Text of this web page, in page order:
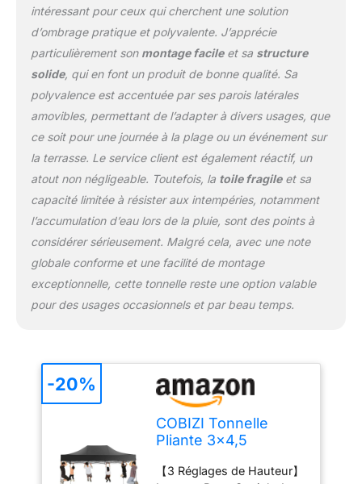
rencontrent et des pièces
en plastique. Sans outils
nécessaires. Sortez
simplement le cadre
entièrement assemblé
avec le dessus du sac,
ouvrez-le, placez les tissus
ensuite les boutons sans
pincement pour régler la
hauteur des jambes.
【Avec Sac à Main】Sac à
600D. 2 poignées sur le
côté pour 2 personnes à
soulever. Le forfait
comprend: cadre d'auvent
pop-up x 1 Pcss +
couverture supérieure de
fermeture éclair x 2 Pcs +
paroi latérale avec fenêtre
x 2 Pcs + clous au sol x 8
Pcs + cordes x 4 Pcs +
Sac à main x 1 Pcs. 【Tissu
Oxford PU 500D】L'auvent
est fabriqué en tissu
intéressant pour ceux qui cherchent une solution
d’ombrage pratique et polyvalente. J’apprécie
particulièrement son montage facileet sa structure
solide, qui en font un produit de bonne qualité. Sa
polyvalence est accentuée par ses parois latérales
amovibles, permettant de l’adapter à divers usages, que
ce soit pour une journée à la plage ou un événement sur
la terrasse. Le service client est également réactif, un
atout non négligeable. Toutefois, la toile fragileet sa
capacité limitée à résister aux intempéries, notamment
l’accumulation d’eau lors de la pluie, sont des points à
considérer sérieusement. Malgré cela, avec une note
globale conforme et une facilité de montage
exceptionnelle, cette tonnelle reste une option valable
pour des usages occasionnels et par beau temps.
COBIZI Tonnelle
Pliante 3x4,5
Pliant(Noir avec
【3 Réglages de Hauteur】
-20%